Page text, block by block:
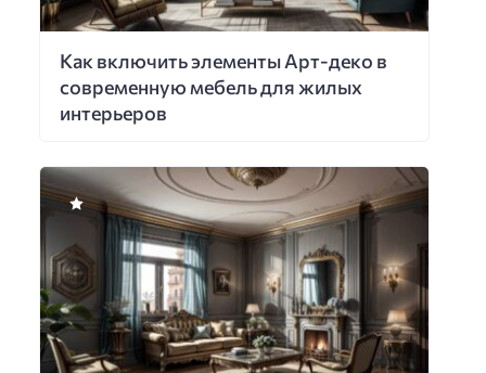
Как включить элементы Арт-деко в
современную мебель для жилых
интерьеров